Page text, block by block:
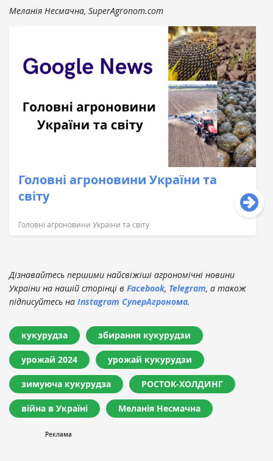
Меланія Несмачна, SuperAgronom.com
Головні агроновини України та
світу
Головні агроновини України та світу
Дізнавайтесь першими найсвіжіші агрономічні новини
України на нашій сторінці в Facebook, Telegram, а також
підписуйтесь на Instagram СуперАгронома.
кукурудза збирання кукурудзи
урожай 2024 урожай кукурудзи
зимуюча кукурудза РОСТОК-ХОЛДИНГ
війна в Україні Меланія Несмачна